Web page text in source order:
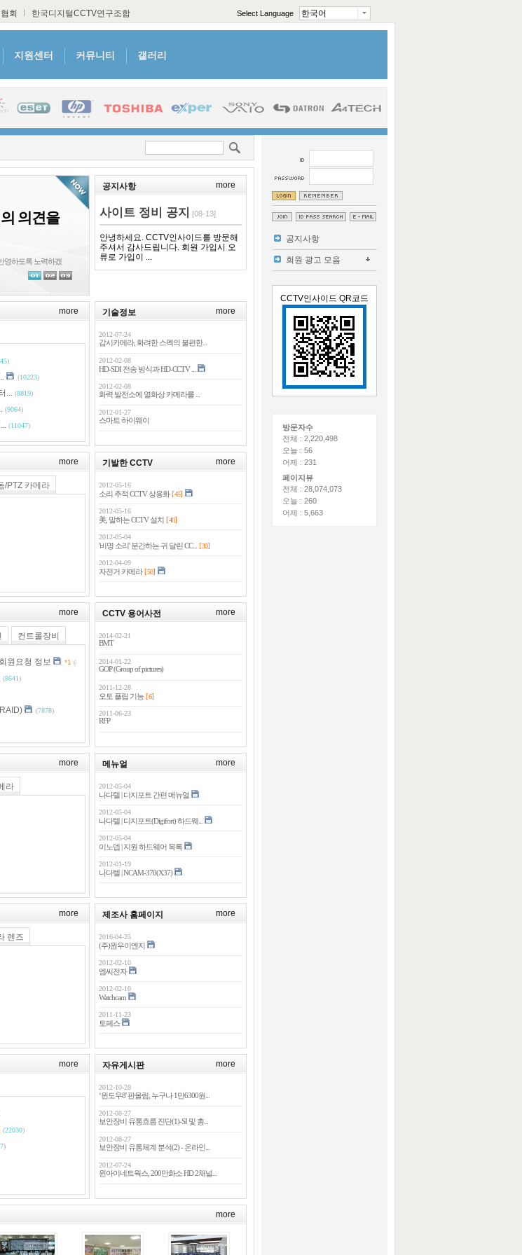
회 한국디지털CCTV연구조합 Select Language
한국어
English
지원센터 커뮤니티 갤러리
찾기
인증 메일 재발송
공지사항
회원 광고 모음
more
CCTV인사이드 QR코드
방문자수
전체 : 2,220,498
오늘 : 56
어제 : 231
페이지뷰
전체 : 28,074,073
오늘 : 260
어제 : 5,663
의견을
영하도록 노력하겠
공지사항 more
사이트 정비 공지 [08-13]
안녕하세요. CCTV인사이드를 방문해
주셔서 감사드립니다. 회원 가입시 오
류로 가입이 ...
more
)
(10223)
... (8819)
(9064)
(11047)
기술정보 more
2012-07-24
감시카메라, 화려한 스펙의 불편한...
2012-02-08
HD-SDI 전송 방식과 HD-CCTV ...
2012-02-08
화력 발전소에 열화상 카메라를 ...
2012-01-27
스마트 하이웨이
기발한 CCTV more
2012-05-16
소리 추적 CCTV 상용화 [45]
2012-05-16
美, 말하는 CCTV 설치 [40]
2012-05-04
'비명 소리' 분간하는 귀 달린 CC...
[30]
2012-04-09
자전거 카메라 [50]
more
/PTZ 카메라
CCTV 용어사전 more
2014-02-21
BMT
2014-01-22
GOP (Group of pictures)
2011-12-28
오토 플립 기능 [6]
2011-06-23
RFP
more
컨트롤장비
원요청 정보 *1 (8275
(8641)
(7878)
메뉴얼 more
2012-05-04
나다텔 | 디지포트 간편 메뉴얼
2012-05-04
나다텔 | 디지포트(Digifort) 하드웨...
2012-05-04
이노뎁 | 지원 하드웨어 목록
2012-01-19
나다텔 | NCAM-370(X37)
more
라
제조사 홈페이지 more
2016-04-25
(주)원우이엔지
2012-02-10
엠씨전자
2012-02-10
Watchcam
2011-11-23
토페스
more
렌즈
자유게시판 more
2012-10-28
‘윈도우8′ 판올림, 누구나 1만6300원...
2012-08-27
보안장비 유통흐름 진단(1)-SI 및 총...
2012-08-27
보안장비 유통체계 분석(2) - 온라인...
2012-07-24
윈아이네트웍스, 200만화소 HD 2채널...
more
(22030)
)
more